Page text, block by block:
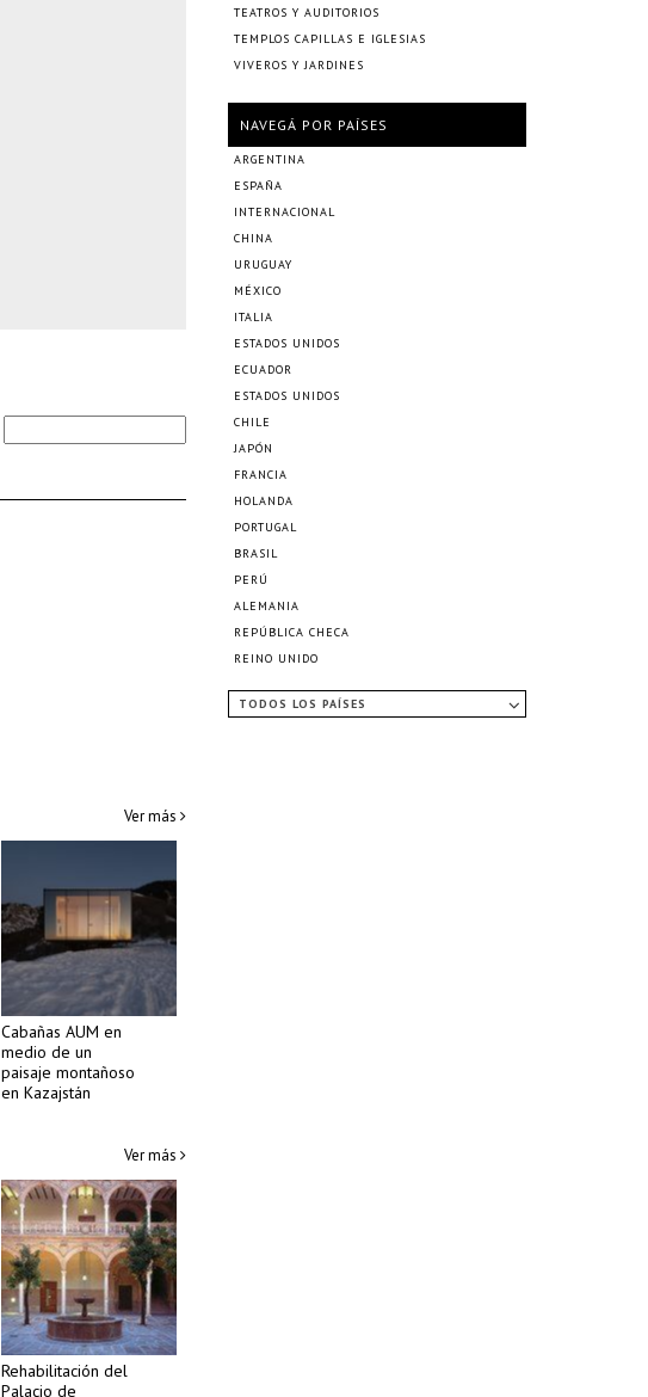
Ver más
Cabañas AUM en
medio de un
paisaje montañoso
en Kazajstán
Ver más
Rehabilitación del
Palacio de
TEATROS Y AUDITORIOS
TEMPLOS CAPILLAS E IGLESIAS
VIVEROS Y JARDINES
NAVEGÁ POR PAÍSES
ARGENTINA
ESPAÑA
INTERNACIONAL
CHINA
URUGUAY
MÉXICO
ITALIA
ESTADOS UNIDOS
ECUADOR
ESTADOS UNIDOS
CHILE
JAPÓN
FRANCIA
HOLANDA
PORTUGAL
BRASIL
PERÚ
ALEMANIA
REPÚBLICA CHECA
REINO UNIDO
TODOS LOS PAÍSES